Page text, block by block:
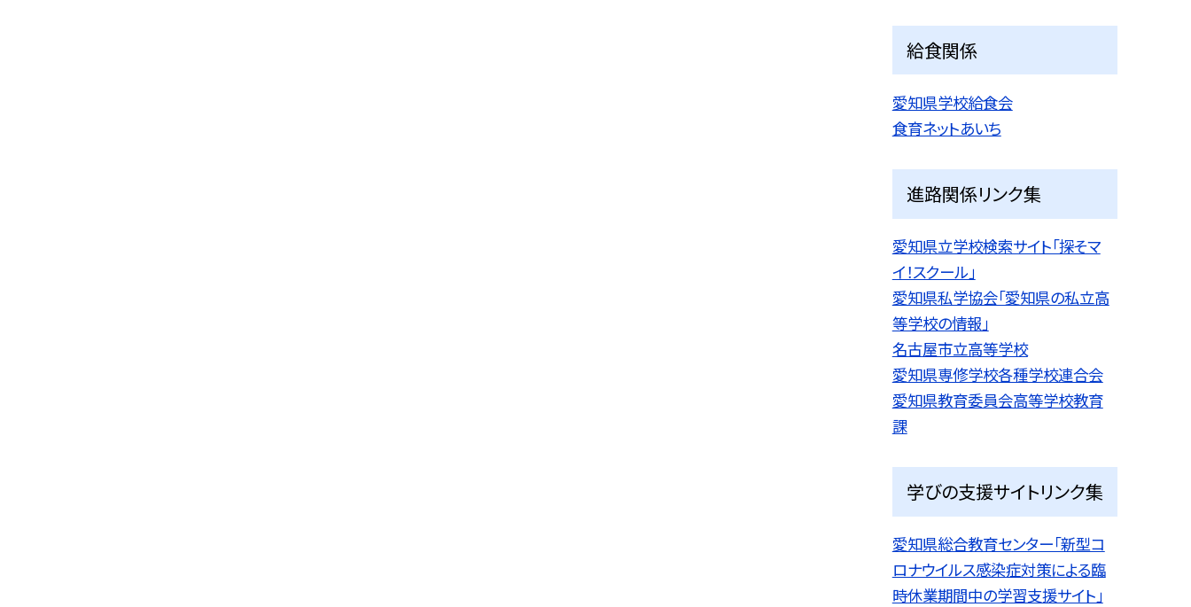
給食関係
愛知県学校給食会
食育ネットあいち
進路関係リンク集
愛知県立学校検索サイト「探そマ
イ！スクール」
愛知県私学協会「愛知県の私立高
等学校の情報」
名古屋市立高等学校
愛知県専修学校各種学校連合会
愛知県教育委員会高等学校教育
課
学びの支援サイトリンク集
愛知県総合教育センター「新型コ
ロナウイルス感染症対策による臨
時休業期間中の学習支援サイト」